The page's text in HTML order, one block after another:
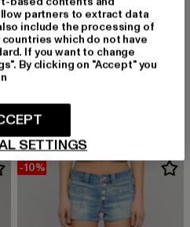
129,99 EUR
TRUE RELIGION
116,99 EUR
Derzeitiger Preis: 116,99 EUR
-10%
partners to extract data
include the processing of
which do not have
If you want to change
By clicking on "Accept" you
SETTINGS